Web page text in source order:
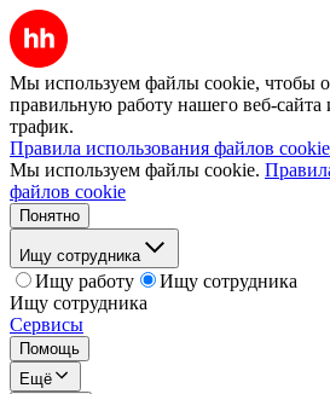
Мы используем файлы cookie, чтобы
правильную работу нашего веб-сайта
трафик.
Правила использования файлов cookie
Мы используем файлы cookie.
файлов cookie
Понятно
Ищу сотрудника
Ищу работу
Ищу сотрудника
Ищу сотрудника
Сервисы
Помощь
Ещё